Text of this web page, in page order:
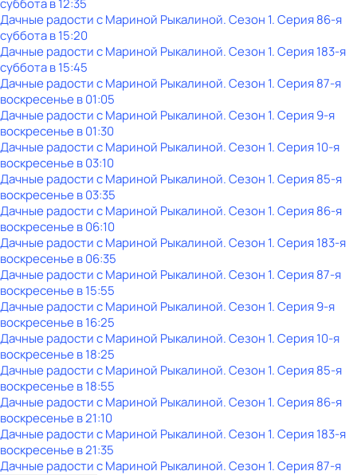
субботав12:35
Дачные радости с Мариной Рыкалиной. Сезон 1. Серия 86-я
субботав15:20
Дачные радости с Мариной Рыкалиной. Сезон 1. Серия 183-я
субботав15:45
Дачные радости с Мариной Рыкалиной. Сезон 1. Серия 87-я
воскресенье в01:05
Дачные радости с Мариной Рыкалиной. Сезон 1. Серия 9-я
воскресенье в01:30
Дачные радости с Мариной Рыкалиной. Сезон 1. Серия 10-я
воскресенье в03:10
Дачные радости с Мариной Рыкалиной. Сезон 1. Серия 85-я
воскресенье в03:35
Дачные радости с Мариной Рыкалиной. Сезон 1. Серия 86-я
воскресенье в06:10
Дачные радости с Мариной Рыкалиной. Сезон 1. Серия 183-я
воскресенье в06:35
Дачные радости с Мариной Рыкалиной. Сезон 1. Серия 87-я
воскресенье в15:55
Дачные радости с Мариной Рыкалиной. Сезон 1. Серия 9-я
воскресенье в16:25
Дачные радости с Мариной Рыкалиной. Сезон 1. Серия 10-я
воскресенье в18:25
Дачные радости с Мариной Рыкалиной. Сезон 1. Серия 85-я
воскресенье в18:55
Дачные радости с Мариной Рыкалиной. Сезон 1. Серия 86-я
воскресенье в21:10
Дачные радости с Мариной Рыкалиной. Сезон 1. Серия 183-я
воскресенье в21:35
Дачные радости с Мариной Рыкалиной. Сезон 1. Серия 87-я